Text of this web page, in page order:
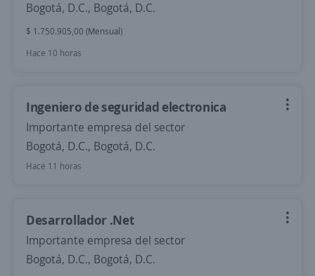
Bogotá, D.C., Bogotá, D.C.
$ 1.750.905,00 (Mensual)
Hace 10 horas
Ingeniero de seguridad electronica
Importante empresa del sector
Bogotá, D.C., Bogotá, D.C.
Hace 11 horas
Desarrollador .Net
Importante empresa del sector
Bogotá, D.C., Bogotá, D.C.